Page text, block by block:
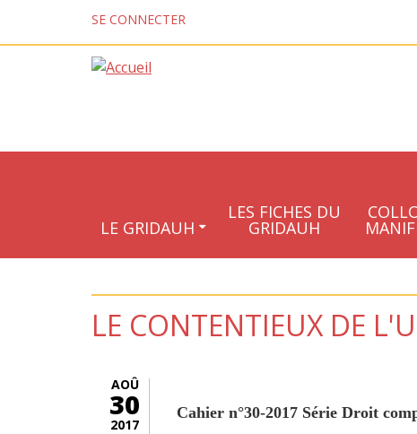
Aller au contenu principal
SE CONNECTER
LE GRIDAUH
LES FICHES DU
GRIDAUH
LE CONTENTIEUX DE
AOÛ
30
2017
Cahier n°30-2017 Série Droit